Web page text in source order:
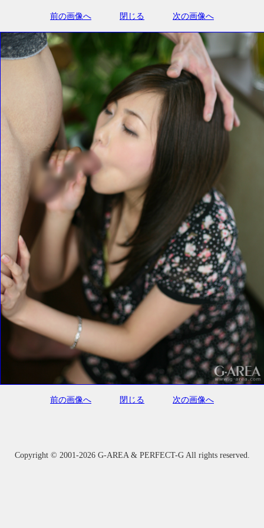
前の画像へ 閉じる 次の画像へ
前の画像へ 閉じる 次の画像へ
Copyright © 2001-2026 G-AREA & PERFECT-G All rights reserved.